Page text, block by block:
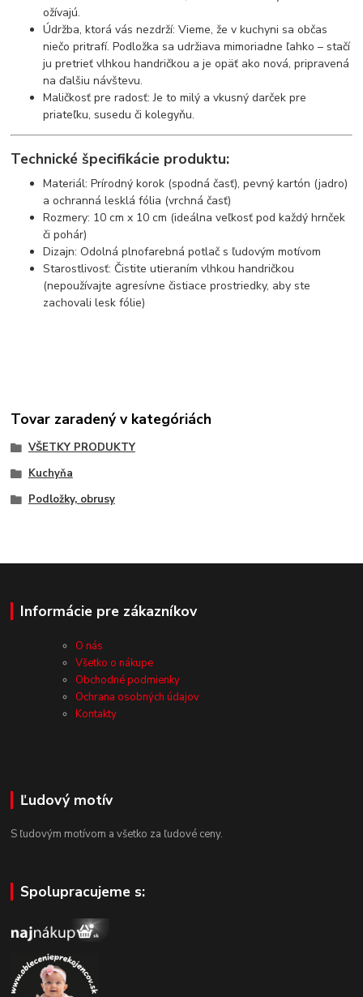
ožívajú.
Údržba, ktorá vás nezdrží: Vieme, že v kuchyni sa občas
niečo pritrafí. Podložka sa udržiava mimoriadne ľahko – stačí
ju pretrieť vlhkou handričkou a je opäť ako nová, pripravená
na ďalšiu návštevu.
Maličkosť pre radosť: Je to milý a vkusný darček pre
priateľku, susedu či kolegyňu.
Technické špecifikácie produktu:
Materiál: Prírodný korok (spodná časť), pevný kartón (jadro)
a ochranná lesklá fólia (vrchná časť)
Rozmery: 10 cm x 10 cm (ideálna veľkosť pod každý hrnček
či pohár)
Dizajn: Odolná plnofarebná potlač s ľudovým motívom
Starostlivosť: Čistite utieraním vlhkou handričkou
(nepoužívajte agresívne čistiace prostriedky, aby ste
zachovali lesk fólie)
Tovar zaradený v kategóriách
VŠETKY PRODUKTY
Kuchyňa
Podložky, obrusy
Informácie pre zákazníkov
O nás
Všetko o nákupe
Obchodné podmienky
Ochrana osobných údajov
Kontakty
Ľudový motív
S ľudovým motívom a všetko za ľudové ceny.
Spolupracujeme s: